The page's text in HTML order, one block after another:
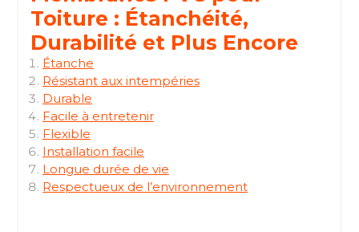
Toiture : Étanchéité,
Durabilité et Plus Encore
Étanche
Résistant aux intempéries
Durable
Facile à entretenir
Flexible
Installation facile
Longue durée de vie
Respectueux de l’environnement